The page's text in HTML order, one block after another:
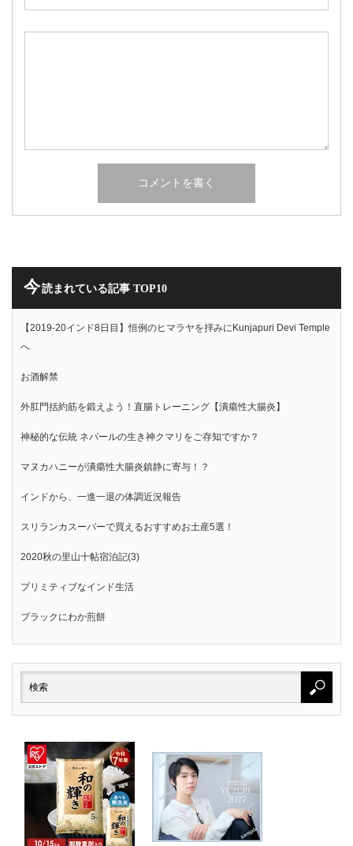
今読まれている記事 TOP10
【2019-20インド8日目】恒例のヒマラヤを拝みにKunjapuri Devi Temple
へ
お酒解禁
外肛門括約筋を鍛えよう！直腸トレーニング【潰瘍性大腸炎】
神秘的な伝統 ネパールの生き神クマリをご存知ですか？
マヌカハニーが潰瘍性大腸炎鎮静に寄与！？
インドから、一進一退の体調近況報告
スリランカスーパーで買えるおすすめお土産5選！
2020秋の里山十帖宿泊記(3)
プリミティブなインド生活
ブラックにわか煎餅